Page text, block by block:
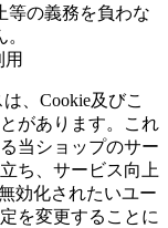
等の義務を負わな
、Cookie及びこ
があります。これ
当ショップのサー
ち、サービス向上
効化されたいユー
を変更することに